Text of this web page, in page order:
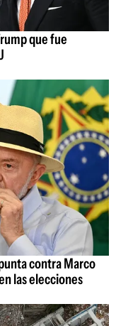
que fue
contra Marco
las elecciones